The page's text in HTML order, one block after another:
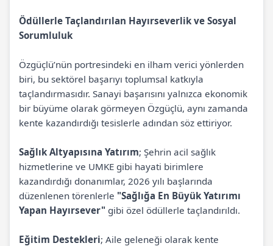
Ödüllerle Taçlandırılan Hayırseverlik ve Sosyal
Sorumluluk
Özgüçlü’nün portresindeki en ilham verici yönlerden
biri, bu sektörel başarıyı toplumsal katkıyla
taçlandırmasıdır. Sanayi başarısını yalnızca ekonomik
bir büyüme olarak görmeyen Özgüçlü, aynı zamanda
kente kazandırdığı tesislerle adından söz ettiriyor.
Sağlık Altyapısına Yatırım; Şehrin acil sağlık
hizmetlerine ve UMKE gibi hayati birimlere
kazandırdığı donanımlar, 2026 yılı başlarında
düzenlenen törenlerle "Sağlığa En Büyük Yatırımı
Yapan Hayırsever" gibi özel ödüllerle taçlandırıldı.
Eğitim Destekleri; Aile geleneği olarak kente